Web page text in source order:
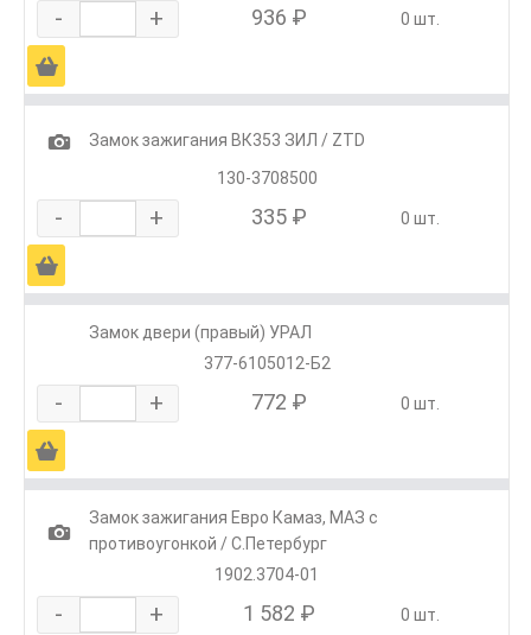
- + 936 ₽ 0 шт.
Ä
1
Замок зажигания ВК353 ЗИЛ / ZTD
130-3708500
- + 335 ₽ 0 шт.
Ä
Замок двери (правый) УРАЛ
377-6105012-Б2
- + 772 ₽ 0 шт.
Ä
1
Замок зажигания Евро Камаз, МАЗ с
противоугонкой / С.Петербург
1902.3704-01
- + 1 582 ₽ 0 шт.